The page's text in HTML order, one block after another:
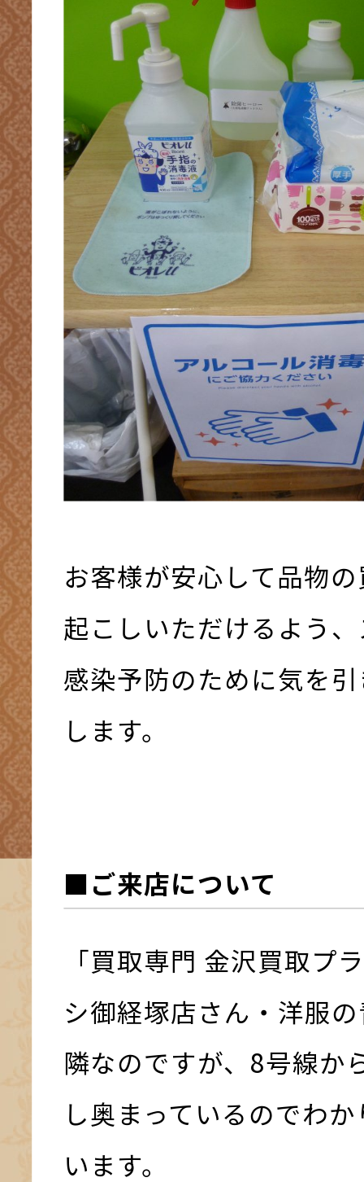
お客様が安心して品物
起こしいただけるよう
感染予防のために気を
します。
■ご来店について
「買取専門 金沢買取プ
シ御経塚店さん・洋服
隣なのですが、8号線か
し奥まっているのでわ
います。